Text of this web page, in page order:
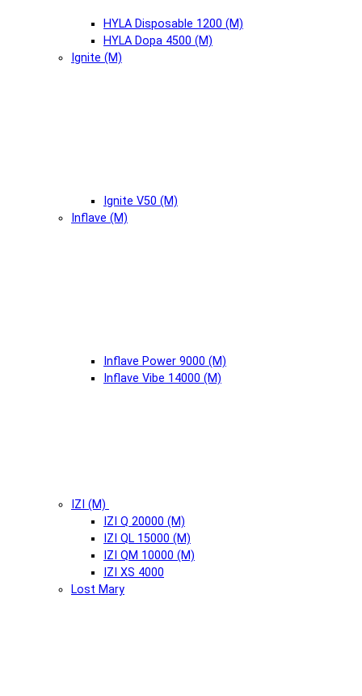
HYLA Disposable 1200 (М)
HYLA Dopa 4500 (М)
Ignite (М)
Ignite V50 (М)
Inflave (М)
Inflave Power 9000 (М)
Inflave Vibe 14000 (М)
IZI (М)
IZI Q 20000 (М)
IZI QL 15000 (М)
IZI QM 10000 (М)
IZI XS 4000
Lost Mary